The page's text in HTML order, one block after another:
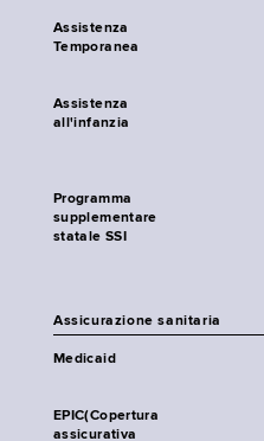
Assistenza
Temporanea
Assistenza
all'infanzia
Programma
supplementare
statale SSI
Assicurazione sanitaria
Medicaid
EPIC(Copertura
assicurativa